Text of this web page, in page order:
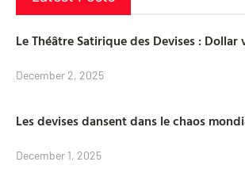
Le Théâtre Satirique des Devises : Dollar
December 2, 2025
Les devises dansent dans le chaos
December 1, 2025